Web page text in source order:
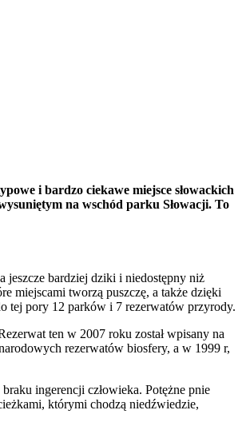
i bardzo ciekawe miejsce słowackich
na wschód parku Słowacji. To
jeszcze bardziej dziki i niedostępny niż
miejscami tworzą puszczę, a także dzięki
tej pory 12 parków i 7 rezerwatów przyrody.
ten w 2007 roku został wpisany na
rezerwatów biosfery, a w 1999 r,
ingerencji człowieka. Potężne pnie
którymi chodzą niedźwiedzie,